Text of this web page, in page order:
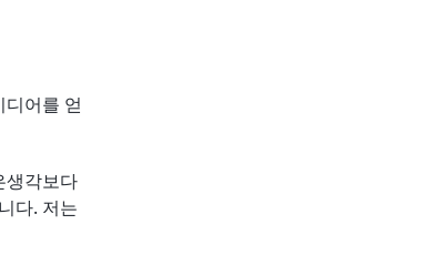
어를 얻
생각보다
다. 저는